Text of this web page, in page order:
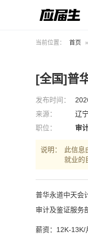
当前位置： 首页 »
[全国]普
发布时间：
来源：
辽
职位：
审
说明： 此信息
就业的
普华永道中天会
审计及鉴证服务
薪资：12K-13K/